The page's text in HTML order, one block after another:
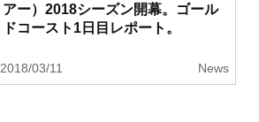
アー）2018シーズン開幕。ゴール
ドコースト1日目レポート。
2018/03/11 News